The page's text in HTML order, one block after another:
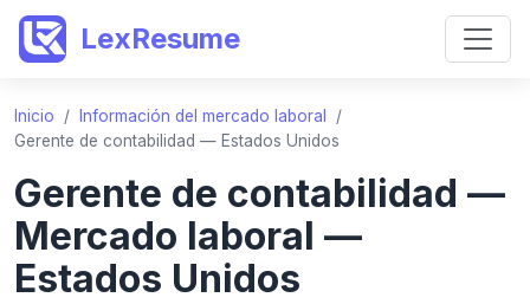
LexResume
Inicio / Información del mercado laboral
/
Gerente de contabilidad — Estados Unidos
Gerente de contabilidad —
Mercado laboral —
Estados Unidos